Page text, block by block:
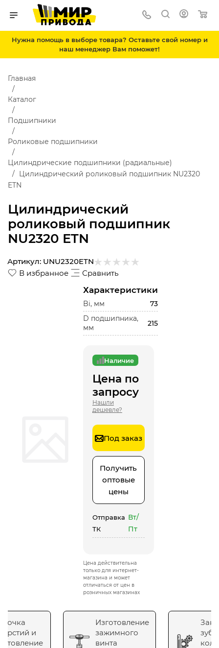
Нужна помощь в выборе товара? Оставьте свой номер и
наш менеджер Вам поможет!
Цилиндрический
роликовый подшипник
NU2320 ETN
Главная
Каталог
Подшипники
Роликовые подшипники
Цилиндрические подшипники (радиальные)
Цилиндрический роликовый подшипник NU2320
ETN
В избранное Сравнить
Артикул: UNU2320ETN
Характеристики
Bi, мм
73
D подшипника,
мм
215
Наличие
Цена по
запросу
Нашли
дешевле?
Под заказ
Получить
оптовые
цены
Отправка
ТК
Вт/
Пт
Цена действительна
только для интернет-
магазина и может
отличаться от цен в
розничных магазинах
и
Изготовление
зажимного
винта